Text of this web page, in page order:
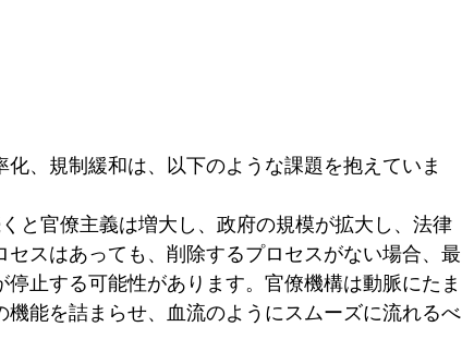
、規制緩和は、以下のような課題を抱えていま
と官僚主義は増大し、政府の規模が拡大し、法律
スはあっても、削除するプロセスがない場合、最
止する可能性があります。官僚機構は動脈にたま
機能を詰まらせ、血流のようにスムーズに流れるべ